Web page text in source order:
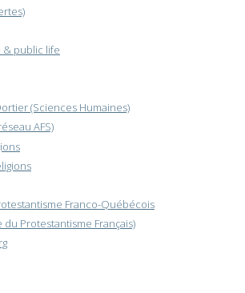
& public life
(Sciences Humaines)
AFS)
Franco-Québécois
du Protestantisme Français)